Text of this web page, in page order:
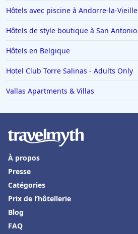
Hôtels avec piscine à Andorre-la-Vieille
Hôtels de style boutique à San Antonio
Hôtels en Belgique
Hotel Club Torre Salinas - Adults Only
Vallas Apartments & Villas
À propos
Presse
Catégories
Prix de l’hôtellerie
Blog
FAQ